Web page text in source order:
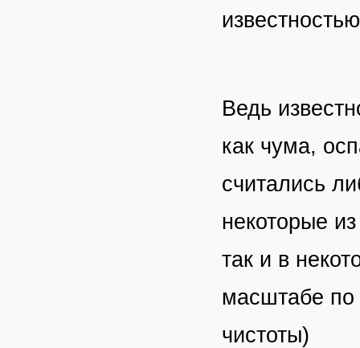
Ведь
как чума,
считались
некоторые
так и в
масштабе по
чистоты)